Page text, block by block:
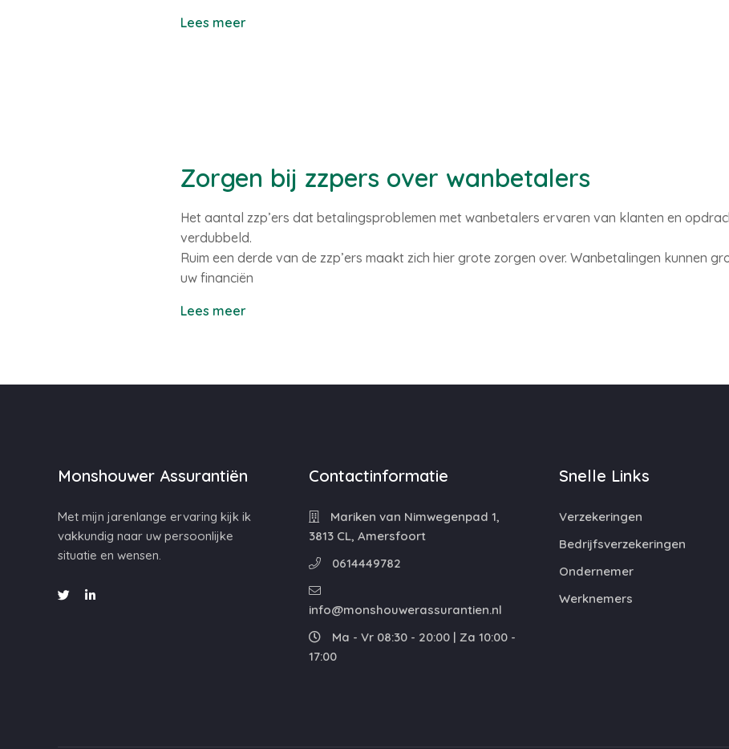
Lees meer
Zorgen bij zzpers over wanbetalers
Het aantal zzp’ers dat betalingsproblemen met wanbetalers ervaren van klanten en
verdubbeld.
Ruim een derde van de zzp’ers maakt zich hier grote zorgen over. Wanbetalingen kunnen
uw financiën
Lees meer
Monshouwer Assurantiën
Met mijn jarenlange ervaring kijk ik
vakkundig naar uw persoonlijke
situatie en wensen.
Contactinformatie
Mariken van Nimwegenpad 1,
3813 CL, Amersfoort
0614449782
info@monshouwerassurantien.nl
Ma - Vr 08:30 - 20:00 | Za 10:00 -
17:00
Snelle Links
Verzekeringen
Bedrijfsverzekeringen
Ondernemer
Werknemers